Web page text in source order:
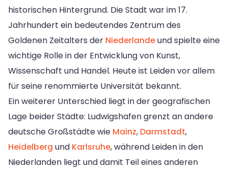
historischen Hintergrund. Die Stadt war im 17.
Jahrhundert ein bedeutendes Zentrum des
Goldenen Zeitalters der Niederlandeund spielte eine
wichtige Rolle in der Entwicklung von Kunst,
Wissenschaft und Handel. Heute ist Leiden vor allem
für seine renommierte Universität bekannt.
Ein weiterer Unterschied liegt in der geografischen
Lage beider Städte: Ludwigshafen grenzt an andere
deutsche Großstädte wie Mainz, Darmstadt,
Heidelberg und Karlsruhe, während Leiden in den
Niederlanden liegt und damit Teil eines anderen